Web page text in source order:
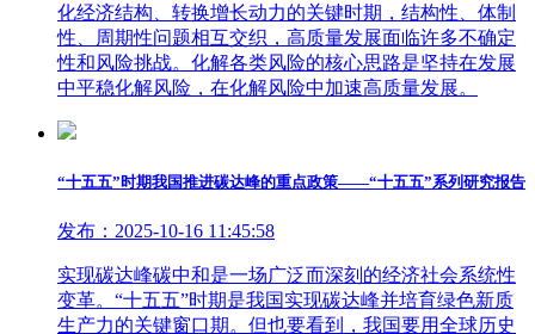
化经济结构、转换增长动力的关键时期，结构性、体制
性、周期性问题相互交织，高质量发展面临许多不确定
性和风险挑战。化解各类风险的核心思路是坚持在发展
中平稳化解风险，在化解风险中加速高质量发展。
“十五五”时期我国推进碳达峰的重点政策——“十五五”系列研究报告
发布：2025-10-16 11:45:58
实现碳达峰碳中和是一场广泛而深刻的经济社会系统性
变革。“十五五”时期是我国实现碳达峰并培育绿色新质
生产力的关键窗口期。但也要看到，我国要用全球历史